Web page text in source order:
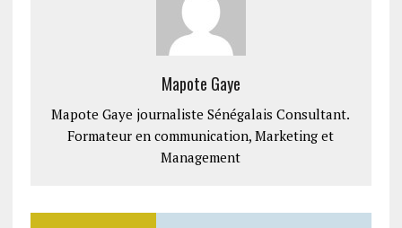
Mapote Gaye
Mapote Gaye journaliste Sénégalais Consultant.
Formateur en communication, Marketing et
Management